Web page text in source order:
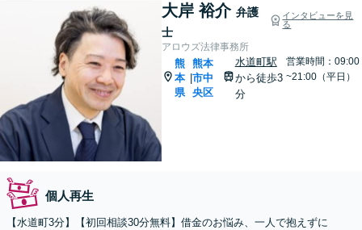
大岸 裕介 弁護
士
インタビューを見
る
アロウズ法律事務所
熊
本
県
熊本
市中
央区
水道町駅
から徒歩3
分
営業時間：09:00
~21:00（平日）
個人再生
【水道町3分】【初回相談30分無料】借金のお悩み、一人で抱えずに